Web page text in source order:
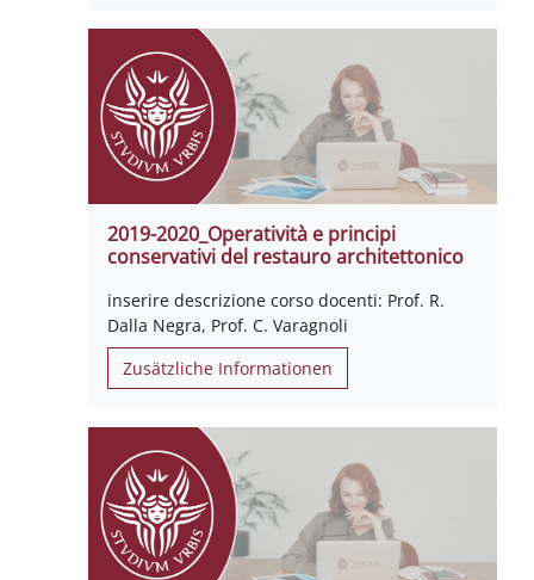
2019-2020_Operatività e principi
conservativi del restauro architettonico
inserire descrizione corso docenti: Prof. R.
Dalla Negra, Prof. C. Varagnoli
Zusätzliche Informationen